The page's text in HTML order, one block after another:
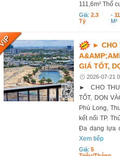
111,6m² Thổ
Giá:2.3
Tỷ
-
M²
► CHO
GIÁ TỐT,
2026-07-21
► CHO
TỐT, DỌN
Phú Long,
kết nối TP.
Đa dạng lựa
Xem tiếp
Giá:5